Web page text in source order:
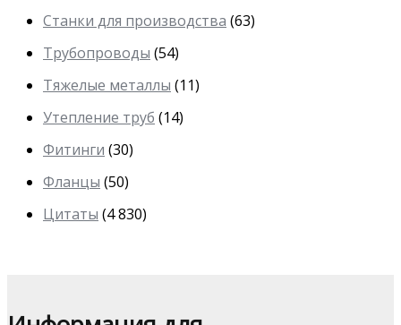
Станки для производства (63)
Трубопроводы (54)
Тяжелые металлы (11)
Утепление труб (14)
Фитинги (30)
Фланцы (50)
Цитаты (4 830)